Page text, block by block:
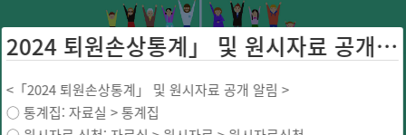
2024 퇴원손상통계」 및 원시자료 공개 ...
<「2024 퇴원손상통계」 및 원시자료 공개 알림 >
○ 통계집: 자료실 > 통계집